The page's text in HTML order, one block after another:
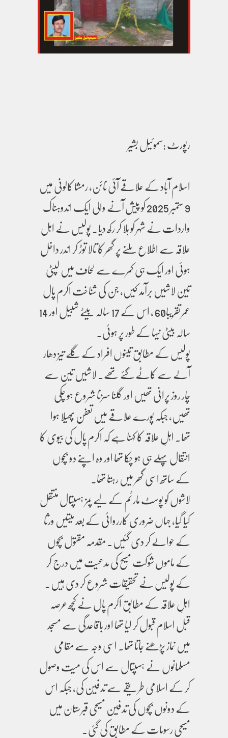
رپورٹ :سموئیل بشیر
اسلام آباد کے علاقے آئی نائن، رمشا کالونی میں
9 ستمبر 2025 کو پیش آنے والی ایک اندوہناک
واردات نے شہر کو ہلا کر رکھ دیا۔ پولیس نے اہل
علاقہ سے اطلاع ملنے پر گھر کا تالا توڑ کر اندر داخل
ہوئی اور ایک ہی کمرے سے لحاف میں لپٹی
تین لاشیں برآمد کیں، جن کی شناخت اکرم پال
عمرتقریبا60 ، اس کے 17 سالہ بیٹے شبیل اور 14
سالہ بیٹی نیہا کے طور پر ہوئی۔
پولیس کے مطابق تینوں افراد کے گلے تیز دھار
آلے سے کاٹے گئے تھے۔ لاشیں تین سے
چار روز پرانی تھیں اور گلنا سڑنا شروع ہو چکی
تھیں، جبکہ پورے علاقے میں تعفن پھیلا ہوا
تھا۔ اہلِ علاقہ کا کہنا ہے کہ اکرم پال کی بیوی کا
انتقال پہلے ہی ہو چکا تھا اور وہ اپنے دو بچوں
کے ساتھ اسی گھر میں رہتا تھا۔
لاشوں کو پوسٹ مارٹم کے لیے پمز ہسپتال منتقل
کیا گیا، جہاں ضروری کارروائی کے بعد میتیں ورثا
کے حوالے کر دی گئیں۔ مقدمہ مقتول بچوں
کے ماموں شوکت مسیح کی مدعیت میں درج کر
کے پولیس نے تحقیقات شروع کر دی ہیں۔
اہلِ علاقہ کے مطابق اکرم پال نے کچھ عرصہ
قبل اسلام قبول کر لیا تھا اور باقاعدگی سے مسجد
میں نماز پڑھنے جاتا تھا۔ اسی وجہ سے مقامی
مسلمانوں نے ہسپتال سے اس کی میت وصول
کر کے اسلامی طریقے سے تدفین کی، جبکہ اس
کے دونوں بچوں کی تدفین مسیحی قبرستان میں
مسیحی رسومات کے مطابق کی گئی۔